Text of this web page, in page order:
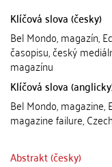
Klíčová slova (česky)
Bel Mondo, magazín,
časopisu, český
magazínu
Klíčová slova
Bel Mondo, magazine,
magazine failure,
Abstrakt (česky)